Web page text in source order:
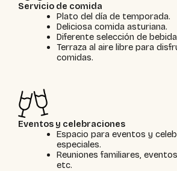
Servicio de comida
Plato del día de temporada.
Deliciosa comida asturiana.
Diferente selección de
Terraza al aire libre para
comidas.
Eventos y celebraciones
Espacio para eventos y
especiales.
Reuniones familiares,
etc.